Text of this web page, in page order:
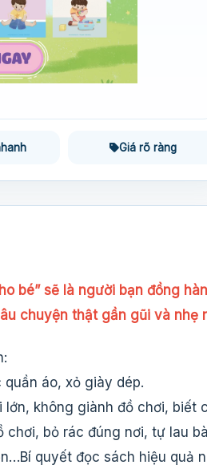
Giá rõ ràng
bé” sẽ là người bạn đồng
chuyện thật gần gũi và nhẹ
áo, xỏ giày dép.
không giành đồ chơi, biết
chơi, bỏ rác đúng nơi, tự lau
quyết đọc sách hiệu quả